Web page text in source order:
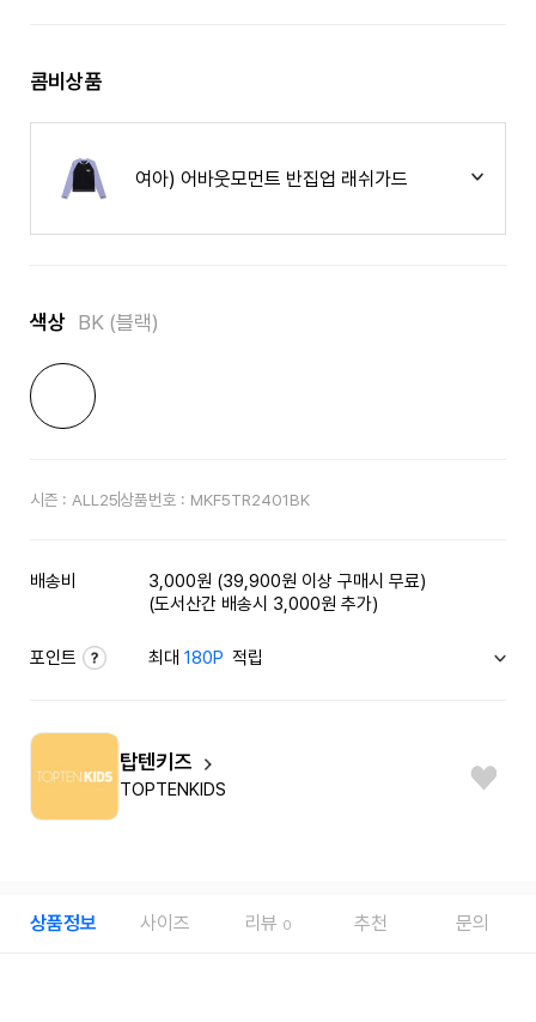
콤비상품
여아) 어바웃모먼트 반집업 래쉬가드
색상 BK (블랙)
시즌 : ALL25상품번호 : MKF5TR2401BK
배송비
3,000원 (39,900원 이상 구매시 무료)
(도서산간 배송시 3,000원 추가)
포인트 최대180P 적립
탑텐키즈
TOPTENKIDS
상품정보 사이즈 리뷰 0 추천 문의